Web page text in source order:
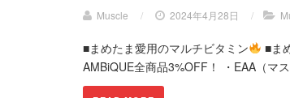
Muscle / 2024年4月28日 /
■まめたま愛用のマルチビタミン ■ま
AMBiQUE全商品3%OFF！ ・EAA（マ